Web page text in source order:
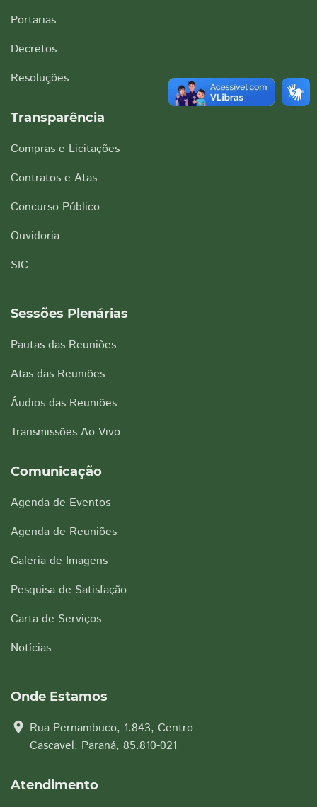
Portarias
Decretos
Resoluções
Transparência
Compras e Licitações
Contratos e Atas
Concurso Público
Ouvidoria
SIC
Sessões Plenárias
Pautas das Reuniões
Atas das Reuniões
Áudios das Reuniões
Transmissões Ao Vivo
Comunicação
Agenda de Eventos
Agenda de Reuniões
Galeria de Imagens
Pesquisa de Satisfação
Carta de Serviços
Notícias
Onde Estamos
location_on Rua Pernambuco, 1.843, Centro
Cascavel, Paraná, 85.810-021
Atendimento